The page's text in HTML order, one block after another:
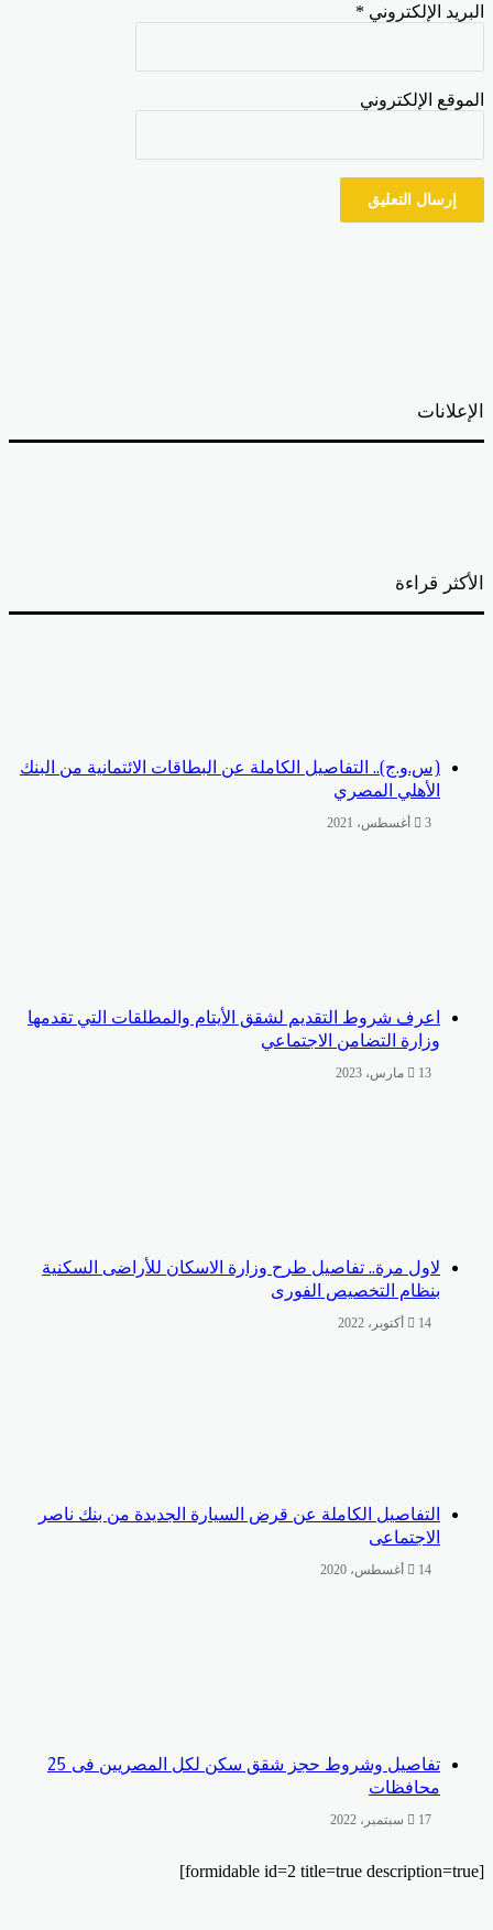
الإلكتروني*
الإلكتروني
قراءة
(س.و.ج).. التفاصيل الكاملة عن البطاقات الائتمانية من البنك
الأهلي المصري
اعرف شروط التقديم لشقق الأيتام والمطلقات التي تقدمها
وزارة التضامن الاجتماعي
لاول مرة.. تفاصيل طرح وزارة الاسكان للأراضى السكنية
بنظام التخصيص الفورى
التفاصيل الكاملة عن قرض السيارة الجديدة من بنك ناصر
الاجتماعى
تفاصيل وشروط حجز شقق سكن لكل المصريين فى 25
محافظات